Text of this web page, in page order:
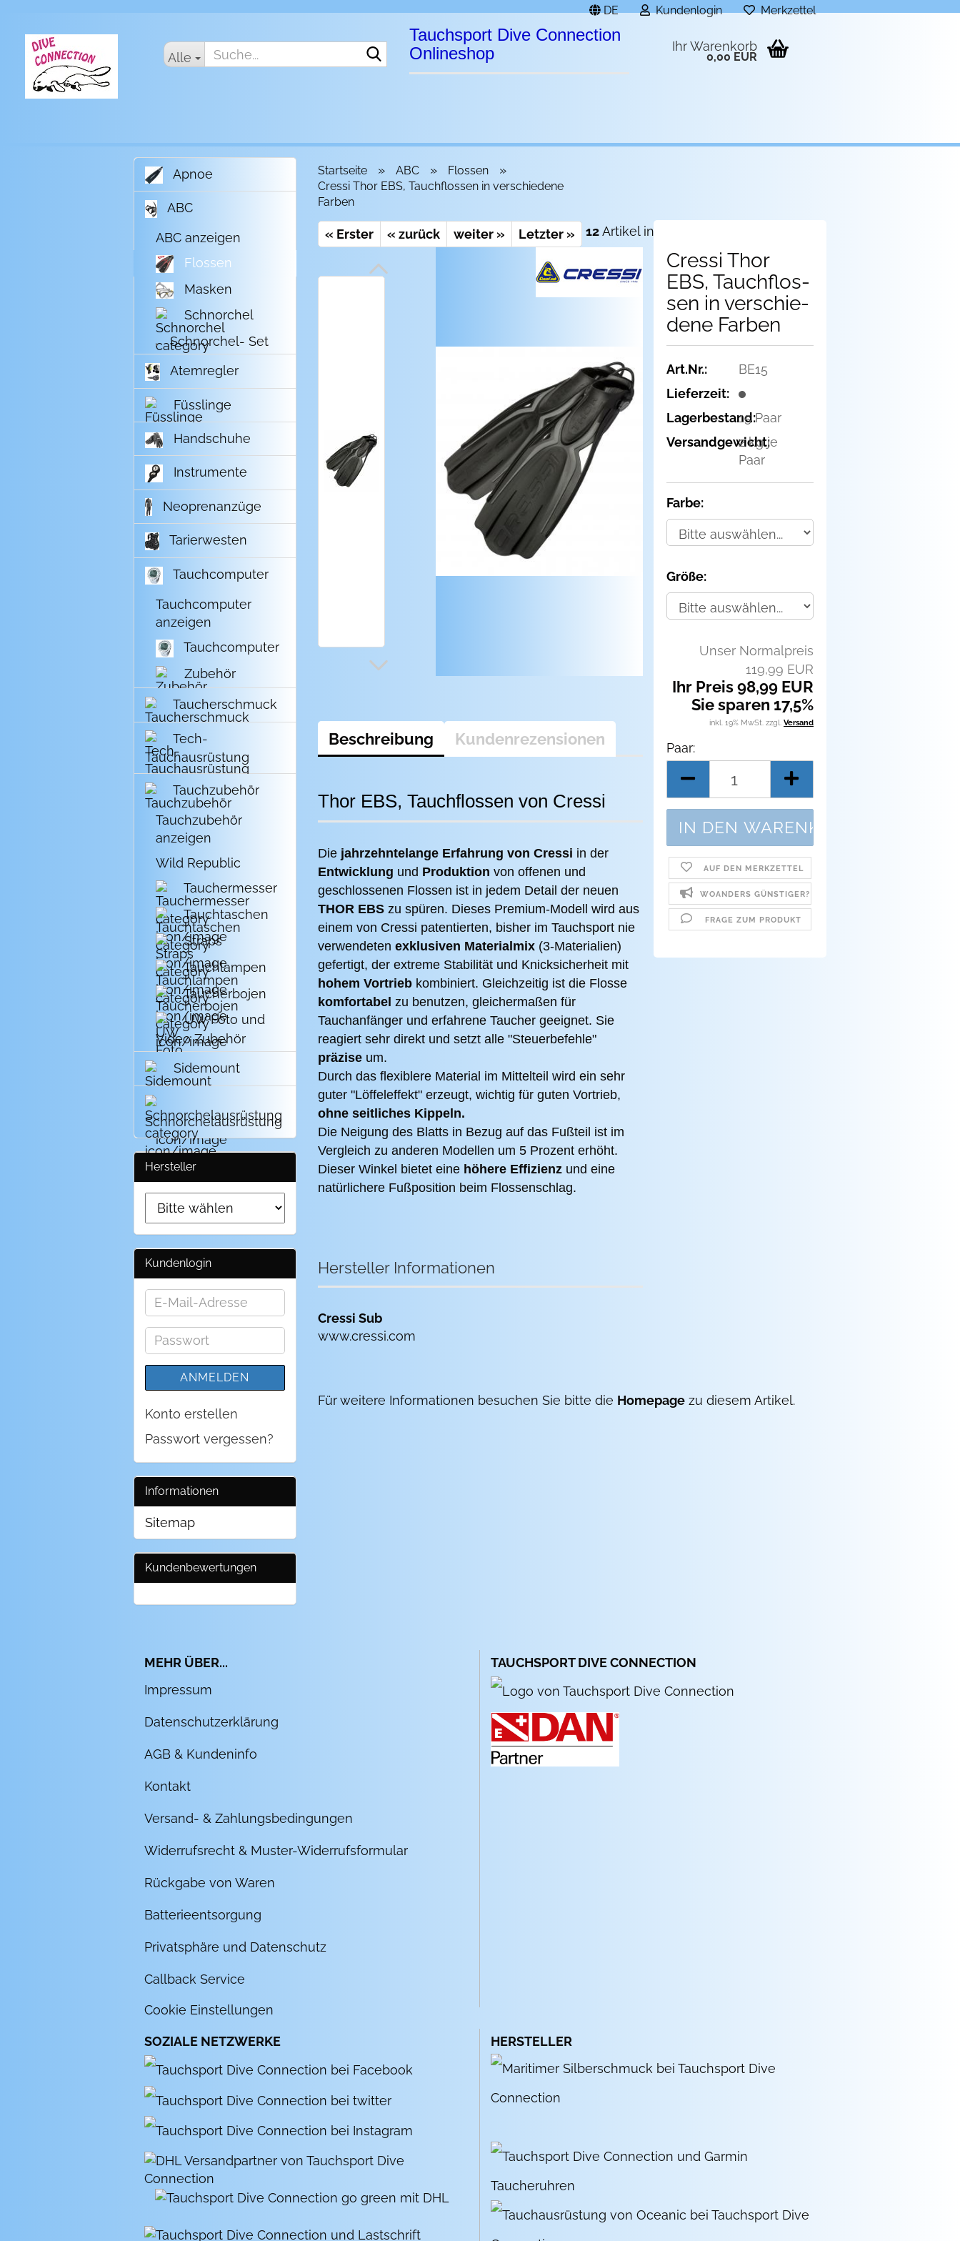
DE Kundenlogin Merkzettel
Alle
Suche...
Tauchsport Dive Connection
Onlineshop
Ihr Warenkorb
0,00 EUR
Startseite » ABC » Flossen »
Cressi Thor EBS, Tauchflossen in verschiedene
Farben
« Erster « zurück weiter » Letzter » 12Artikel in dieser Kategorie
Cres­si Thor
EBS, Tauch­flos­
sen in ver­schie­
de­ne Far­ben
Art.Nr.:
BE15
Lieferzeit:
Lagerbestand:
15Paar
Versandgewicht:
2kg je
Paar
Farbe:
Größe:
Unser Normalpreis
119,99 EUR
Ihr Preis 98,99 EUR
Sie sparen 17,5%
inkl. 19% MwSt. zzgl. Versand
Paar:
Paar
AUF DEN MERKZETTEL
WOANDERS GÜNSTIGER?
FRAGE ZUM PRODUKT
Beschreibung Kundenrezensionen
Thor EBS, Tauchflossen von Cressi
Die jahrzehntelange Erfahrung von Cressi in der
Entwicklung und Produktion von offenen und
geschlossenen Flossen ist in jedem Detail der neuen
THOR EBSzu spüren. Dieses Premium-Modell wird aus
einem von Cressi patentierten, bisher im Tauchsport nie
verwendeten exklusiven Materialmix(3-Materialien)
gefertigt, der extreme Stabilität und Knicksicherheit mit
hohem Vortriebkombiniert. Gleichzeitig ist die Flosse
komfortabel zu benutzen, gleichermaßen für
Tauchanfänger und erfahrene Taucher geeignet. Sie
reagiert sehr direkt und setzt alle "Steuerbefehle"
präziseum.
Durch das flexiblere Material im Mittelteil wird ein sehr
guter "Löffeleffekt" erzeugt, wichtig für guten Vortrieb,
ohne seitliches Kippeln.
Die Neigung des Blatts in Bezug auf das Fußteil ist im
Vergleich zu anderen Modellen um 5 Prozent erhöht.
Dieser Winkel bietet eine höhere Effizienzund eine
natürlichere Fußposition beim Flossenschlag.
Hersteller Informationen
Cressi Sub
www.cressi.com
Für weitere Informationen besuchen Sie bitte die Homepagezu diesem Artikel.
Apnoe
ABC
ABC anzeigen
Flossen
Masken
Schnorchel
Schnorchel- Set
Atemregler
Füsslinge
Handschuhe
Instrumente
Neoprenanzüge
Tarierwesten
Tauchcomputer
Tauchcomputer
anzeigen
Tauchcomputer
Zubehör
Taucherschmuck
Tech-
Tauchausrüstung
Tauchzubehör
Tauchzubehör
anzeigen
Wild Republic
Tauchermesser
Tauchtaschen
Straps
Tauchlampen
Taucherbojen
UW Foto und
Video Zubehör
Sidemount
Schnorchelausrüstung
Hersteller
Kundenlogin
E-
Adresse
Passwort
ANMELDEN
Konto erstellen
Passwort vergessen?
Informationen
Sitemap
Kundenbewertungen
MEHR ÜBER...
Impressum
Datenschutzerklärung
AGB & Kundeninfo
Kontakt
Versand- & Zahlungsbedingungen
Widerrufsrecht & Muster-Widerrufsformular
Rückgabe von Waren
Batterieentsorgung
Privatsphäre und Datenschutz
Callback Service
Cookie Einstellungen
TAUCHSPORT DIVE CONNECTION
SOZIALE NETZWERKE HERSTELLER